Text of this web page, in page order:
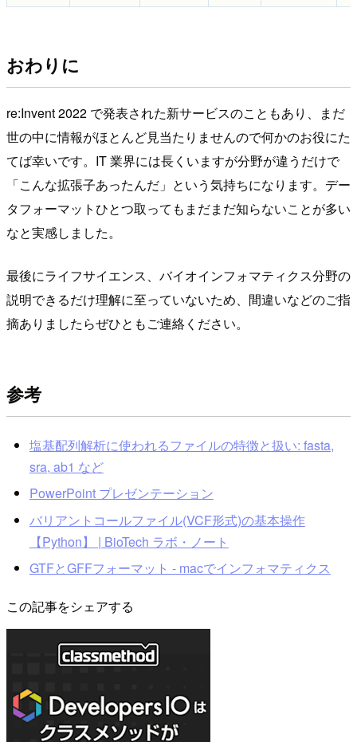
おわりに
re:Invent 2022 で発表された新サービスのこともあり、まだ
世の中に情報がほとんど見当たりませんので何かのお役にた
てば幸いです。IT 業界には長くいますが分野が違うだけで
「こんな拡張子あったんだ」という気持ちになります。デー
タフォーマットひとつ取ってもまだまだ知らないことが多い
なと実感しました。
最後にライフサイエンス、バイオインフォマティクス分野の
説明できるだけ理解に至っていないため、間違いなどのご指
摘ありましたらぜひともご連絡ください。
参考
塩基配列解析に使われるファイルの特徴と扱い: fasta,
sra, ab1 など
PowerPoint プレゼンテーション
バリアントコールファイル(VCF形式)の基本操作
【Python】 | BioTech ラボ・ノート
GTFとGFFフォーマット - macでインフォマティクス
この記事をシェアする